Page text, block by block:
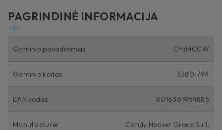
PAGRINDINĖ INFORMACIJA
Gaminio pavadinimas CH64CCW
Gaminio kodas 33801794
EAN kodas 8016361954885
Manufacturer Candy Hoover Group S.r.l.